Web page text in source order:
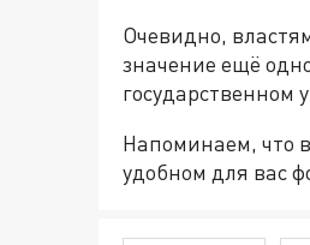
Очевидно,
значение ещё
государственном
Напоминаем, что
удобном для вас